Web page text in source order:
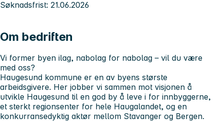
Søknadsfrist: 21.06.2026
Om bedriften
Vi former byen ilag, nabolag for nabolag – vil du være
med oss?
Haugesund kommune er en av byens største
arbeidsgivere. Her jobber vi sammen mot visjonen å
utvikle Haugesund til en god by å leve i for innbyggerne,
et sterkt regionsenter for hele Haugalandet, og en
konkurransedyktig aktør mellom Stavanger og Bergen.